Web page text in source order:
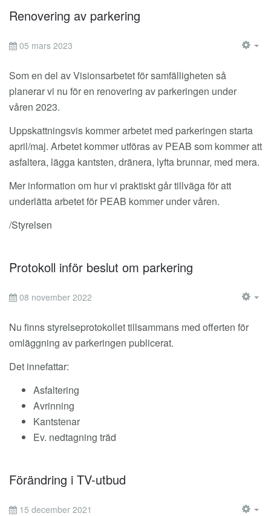
Renovering av parkering
05 mars 2023
Som en del av Visionsarbetet för samfälligheten så
planerar vi nu för en renovering av parkeringen under
våren 2023.
Uppskattningsvis kommer arbetet med parkeringen starta
april/maj. Arbetet kommer utföras av PEAB som kommer att
asfaltera, lägga kantsten, dränera, lyfta brunnar, med mera.
Mer information om hur vi praktiskt går tillväga för att
underlätta arbetet för PEAB kommer under våren.
/Styrelsen
Protokoll inför beslut om parkering
08 november 2022
Nu finns styrelseprotokollet tillsammans med offerten för
omläggning av parkeringen publicerat.
Det innefattar:
Asfaltering
Avrinning
Kantstenar
Ev. nedtagning träd
Förändring i TV-utbud
15 december 2021